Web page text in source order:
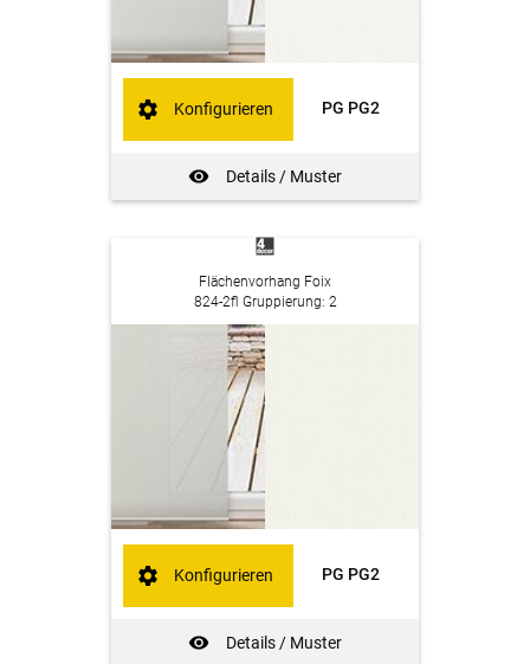
PG PG2
Details / Muster
Konfigurieren
Flächenvorhang Foix
824-2fl Gruppierung: 2
PG PG2
Details / Muster
Konfigurieren